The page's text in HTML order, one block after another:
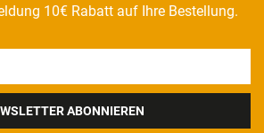
10€ Rabatt auf Ihre Bestellung.
ABONNIEREN